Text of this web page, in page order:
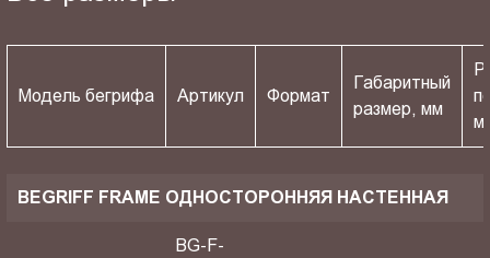
Модель бегрифа Артикул Формат
Габаритный
размер, мм
BEGRIFF FRAME ОДНОСТОРОННЯЯ НАСТЕННАЯ
BG-F-